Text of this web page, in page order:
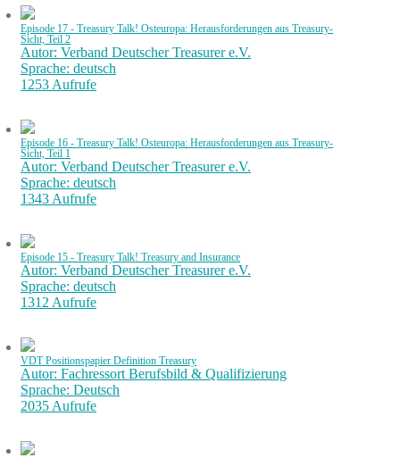
Episode 17 - Treasury Talk! Osteuropa: Herausforderungen aus Treasury-
Sicht, Teil 2
Autor: Verband Deutscher Treasurer e.V.
Sprache: deutsch
1253 Aufrufe
Episode 16 - Treasury Talk! Osteuropa: Herausforderungen aus Treasury-
Sicht, Teil 1
Autor: Verband Deutscher Treasurer e.V.
Sprache: deutsch
1343 Aufrufe
Episode 15 - Treasury Talk! Treasury and Insurance
Autor: Verband Deutscher Treasurer e.V.
Sprache: deutsch
1312 Aufrufe
VDT Positionspapier Definition Treasury
Autor: Fachressort Berufsbild & Qualifizierung
Sprache: Deutsch
2035 Aufrufe